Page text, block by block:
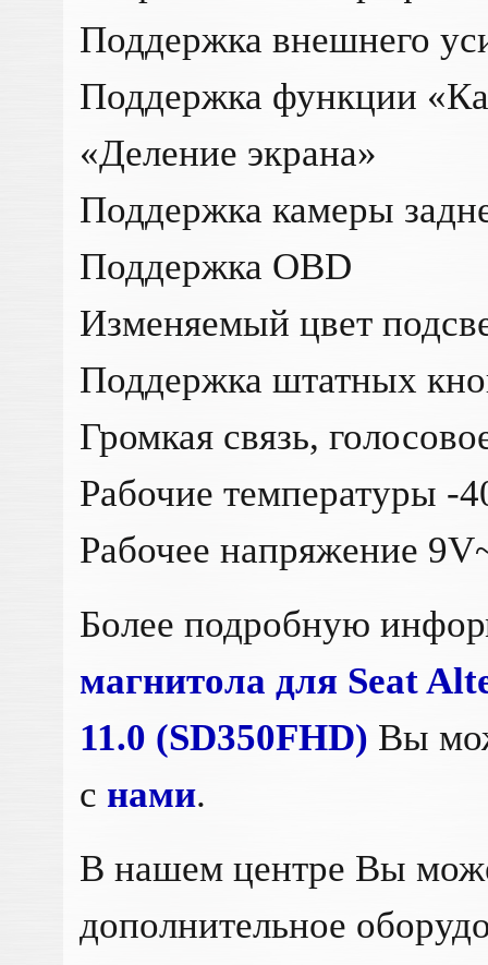
Поддержка внешнего
Поддержка функции
«Деление экрана»
Поддержка камеры
Поддержка OBD
Изменяемый цвет
Поддержка штатных
Громкая связь,
Рабочие температуры -
Рабочее напряжение
Более подробную
магнитола для Seat
11.0 (SD350FHD) Вы
с нами.
В нашем центре Вы
дополнительное